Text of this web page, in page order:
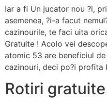
Iar a fi Un jucator nou ?i,
asemenea, ?i-a facut
cazinourile, te faci uita
Gratuite ! Acolo vei
atomic 53 are beneficiul
cazinouri, deci po?i profita
Rotiri